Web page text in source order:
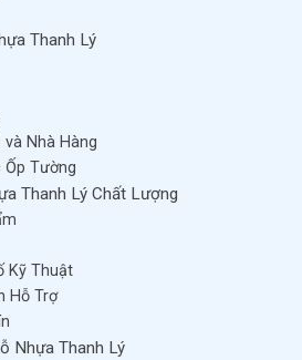
Thanh Lý
và Nhà Hàng
Ốp Tường
Thanh Lý Chất Lượng
Kỹ Thuật
Hỗ Trợ
Nhựa Thanh Lý